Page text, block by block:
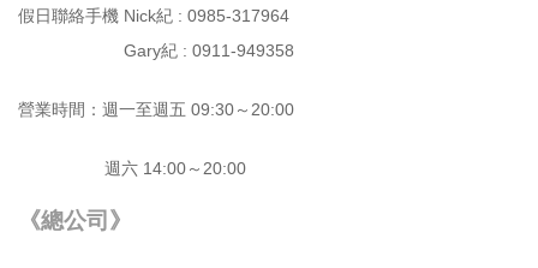
假日聯絡手機 Nick紀 : 0985-317964
Gary紀 : 0911-949358
營業時間：週⼀⾄週五 09:30～20:00
週六 14:00～20:00
《總公司》